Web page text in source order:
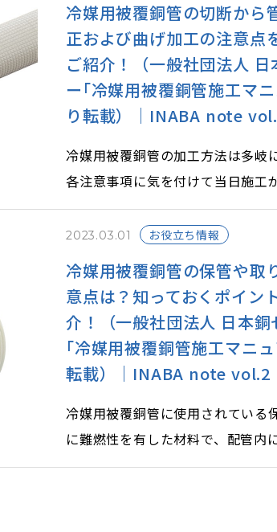
注意事項のポイントを抑えて施工
うにしましょう。
冷媒用被覆銅管の切断から
正および曲げ加工の注意点
ご紹介！（一般社団法人 日
ー｢冷媒用被覆銅管施工マ
り転載）｜INABA note
冷媒用被覆銅管の加工方法は多岐
各注意事項に気を付けて当日施工
えるよう、事前にポイントを抑え
う。
2023.03.01 お役立ち情報
冷媒用被覆銅管の保管や取
意点は？知っておくポイン
介！（一般社団法人 日本銅
｢冷媒用被覆銅管施工マニ
転載）｜INABA note vol.2
冷媒用被覆銅管に使用されている
に難燃性を有した材料で、配管内
機器の運転に支障が生じたりする